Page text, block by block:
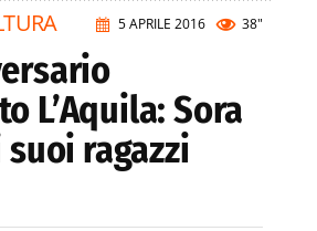
5 APRILE 2016 38"
L’Aquila: Sora
ragazzi